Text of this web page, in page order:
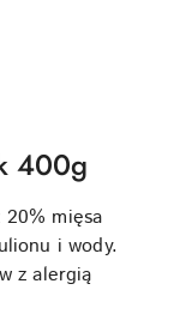
400g
mięsa
i wody.
z alergią